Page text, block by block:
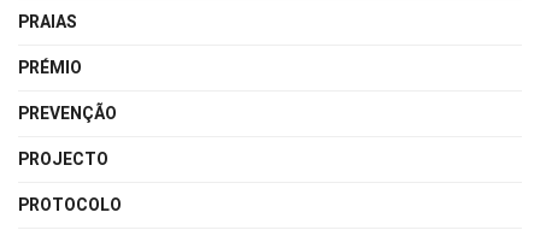
PRAIAS
PRÉMIO
PREVENÇÃO
PROJECTO
PROTOCOLO